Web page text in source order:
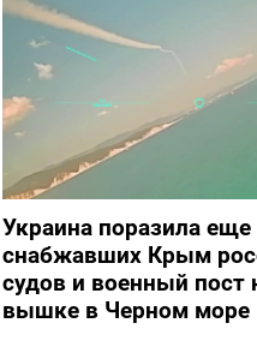
Украина поразила еще
снабжавших Крым
судов и военный пост
вышке в Черном море